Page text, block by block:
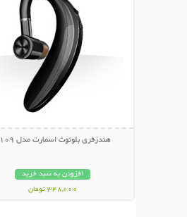
هندزفری بلوتوث اسمارت مدل S109
افزودن به سبد خرید
348,000 تومان